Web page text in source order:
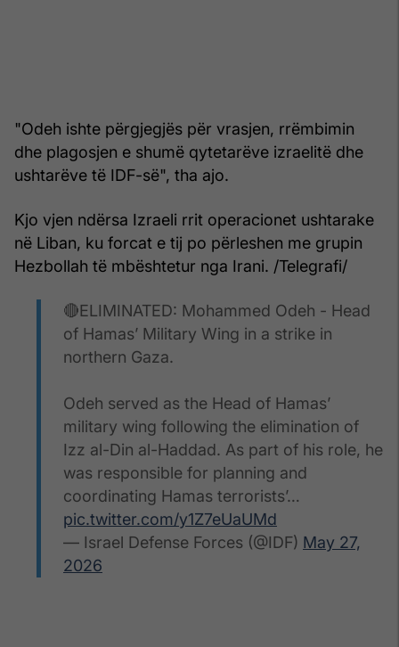
"Odeh ishte përgjegjës për vrasjen, rrëmbimin
dhe plagosjen e shumë qytetarëve izraelitë dhe
ushtarëve të IDF-së", tha ajo.
Kjo vjen ndërsa Izraeli rrit operacionet ushtarake
në Liban, ku forcat e tij po përleshen me grupin
Hezbollah të mbështetur nga Irani. /Telegrafi/
🔴ELIMINATED: Mohammed Odeh - Head
of Hamas’ Military Wing in a strike in
northern Gaza.
Odeh served as the Head of Hamas’
military wing following the elimination of
Izz al-Din al-Haddad. As part of his role, he
was responsible for planning and
coordinating Hamas terrorists’…
pic.twitter.com/y1Z7eUaUMd
— Israel Defense Forces (@IDF) May 27,
2026